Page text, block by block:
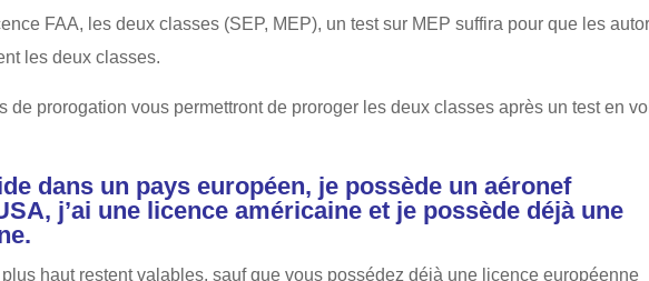
FAA, les deux classes (SEP, MEP), un test sur MEP suffira pour que les
les deux classes.
de prorogation vous permettront de proroger les deux classes après un test en
dans un pays européen, je possède un aéronef
j’ai une licence américaine et je possède déjà une
haut restent valables, sauf que vous possédez déjà une licence européenne